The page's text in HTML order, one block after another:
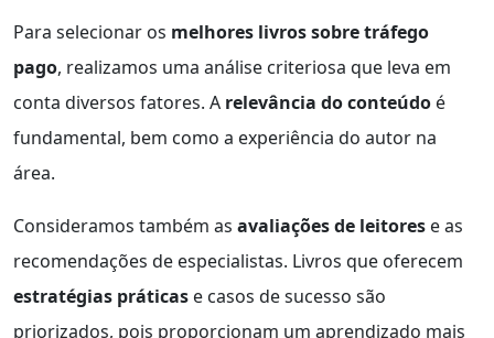
Para selecionar os melhores livros sobre tráfego
pago, realizamos uma análise criteriosa que leva em
conta diversos fatores. A relevância do conteúdo é
fundamental, bem como a experiência do autor na
área.
Consideramos também as avaliações de leitores e as
recomendações de especialistas. Livros que oferecem
estratégias práticas e casos de sucesso são
priorizados, pois proporcionam um aprendizado mais